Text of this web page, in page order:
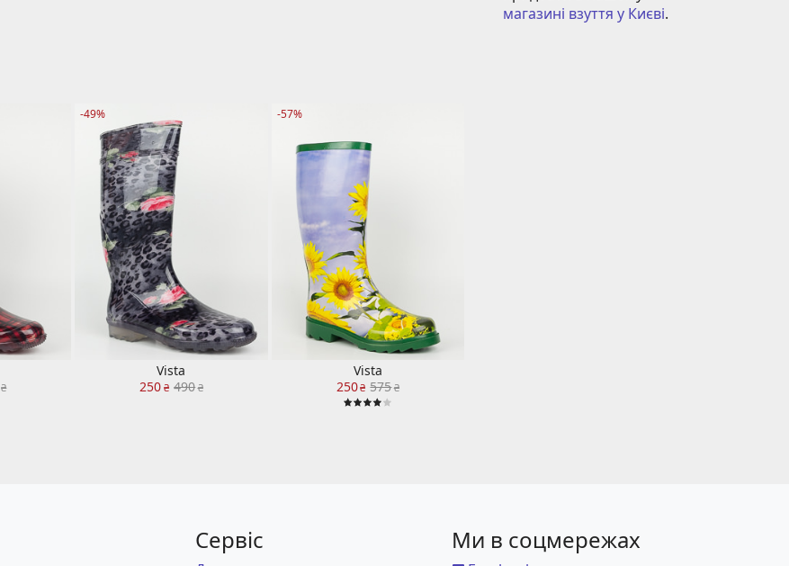
магазині взуття у Києві.
₴
-49%
Vista
250 ₴ 490₴
-57%
Vista
250₴ 575₴
Сервіс Ми в соцмережах